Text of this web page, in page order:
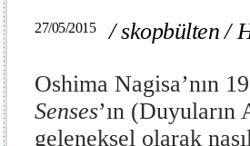
27/05/2015 /skopbülten /
Oshima Nagisa’nın
Senses’ın (Duyuların
geleneksel olarak